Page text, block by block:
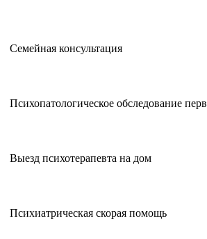
Семейная консультация
Психопатологическое обследование
Выезд психотерапевта на дом
Психиатрическая скорая помощь